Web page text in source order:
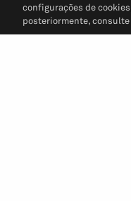
configurações de
posteriormente, consulte